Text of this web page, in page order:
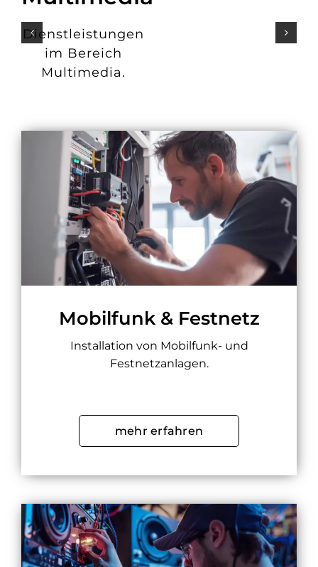
Dienstleistungen
im Bereich
Multimedia.
Mobilfunk & Festnetz
Installation von Mobilfunk- und
Festnetzanlagen.
mehr erfahren